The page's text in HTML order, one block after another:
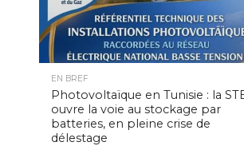
EN BREF
Photovoltaïque en Tunisie : la
ouvre la voie au stockage par
batteries, en pleine crise de
délestage